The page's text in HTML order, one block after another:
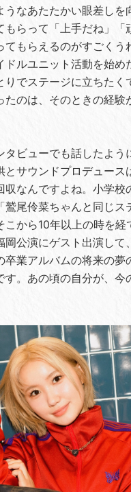
うなあたたかい眼差しを
もらって「上手だね」「
もらえるのがすごくう
ドルユニット活動を始め
りでステージに立ちたく
たのは、そのときの経験
タビューでも話したよう
とサウンドプロデュース
収なんですよね。小学校
鷲尾伶菜ちゃんと同じス
こから10年以上の時を経
岡公演にゲスト出演して
卒業アルバムの将来の夢
す。あの頃の自分が、今